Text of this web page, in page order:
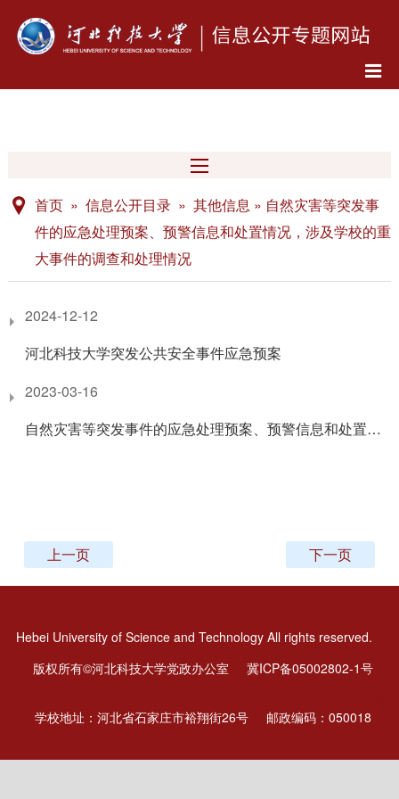
首页 » 信息公开目录 » 其他信息 » 自然灾害等突发事
件的应急处理预案、预警信息和处置情况，涉及学校的重
大事件的调查和处理情况
2024-12-12
河北科技大学突发公共安全事件应急预案
2023-03-16
自然灾害等突发事件的应急处理预案、预警信息和处置情况，涉及学校的重大事件的调查和处理情况
上一页 下一页
Hebei University of Science and Technology All rights reserved.
版权所有©河北科技大学党政办公室
冀ICP备05002802-1号
学校地址：河北省石家庄市裕翔街26号 邮政编码：050018